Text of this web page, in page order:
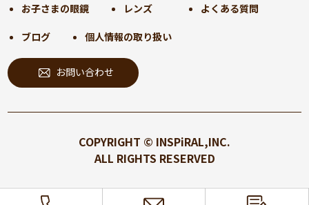
2024年7月(31)
2024年6月(30)
2024年5月
2024年4月 (32)
2024年2月(31)
2024年1月(45)
2023年12月(31)
(31)
お子さまの眼鏡 レンズ よくある質問
ブログ 個人情報の取り扱い
お問い合わせ
COPYRIGHT © INSPiRAL,INC.
ALL RIGHTS RESERVED